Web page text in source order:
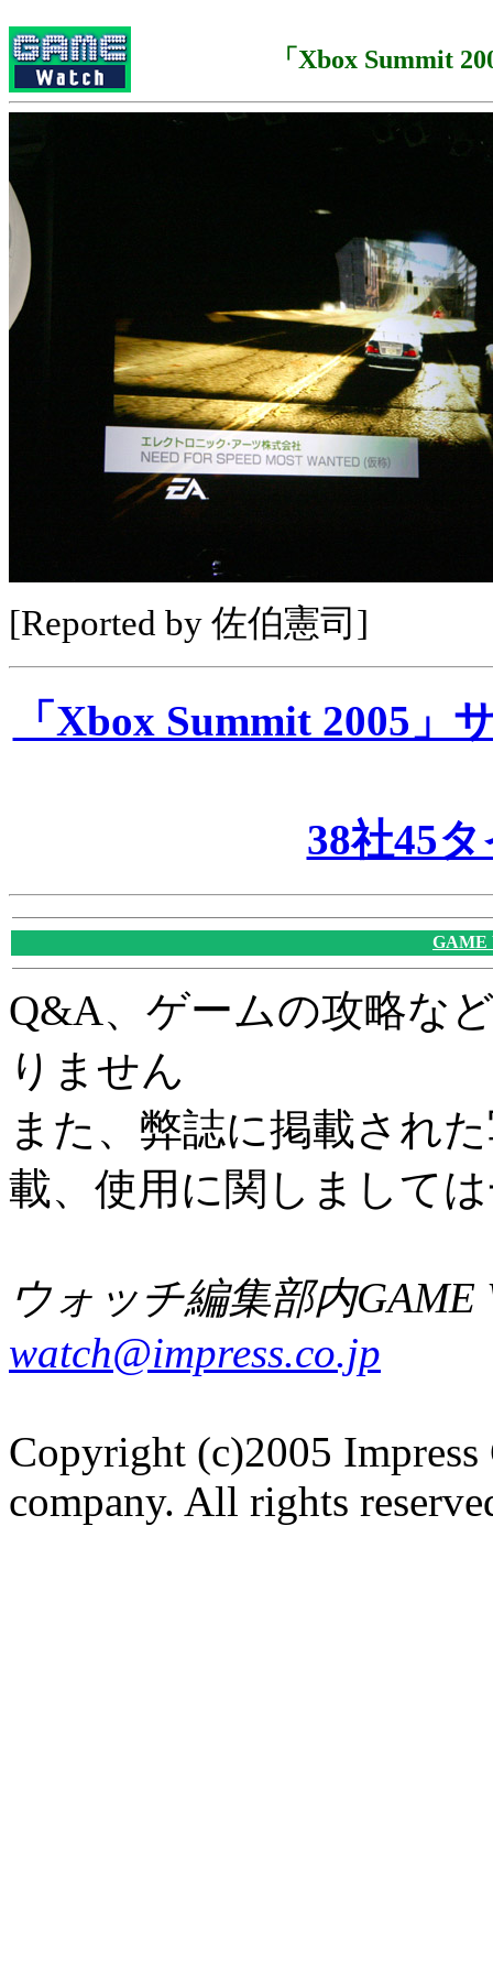
「Xbox Summit
[Reported by 佐伯憲司]
「Xbox Summit 2005
38社45
GAME
Q&A、ゲームの攻略な
りません
また、弊誌に掲載され
載、使用に関しまして
ウォッチ編集部内GAME
watch@impress.co.jp
Copyright (c)2005
company. All rights